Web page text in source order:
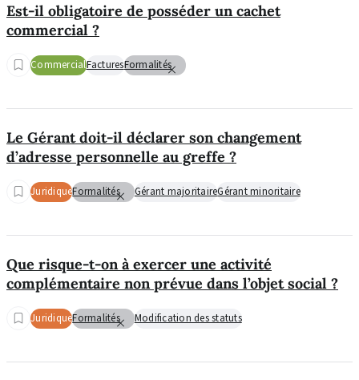
Est-il obligatoire de posséder un cachet
commercial ?
CommercialFacturesFormalités
Le Gérant doit-il déclarer son changement
d’adresse personnelle au greffe ?
JuridiqueFormalités Gérant majoritaireGérant minoritaire
Que risque-t-on à exercer une activité
complémentaire non prévue dans l’objet social ?
JuridiqueFormalités Modification des statuts